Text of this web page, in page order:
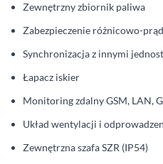
Zewnętrzny zbiornik paliwa
Zabezpieczenie różnicowo-
Synchronizacja z innymi
Łapacz iskier
Monitoring zdalny GSM, LAN,
Układ wentylacji i
Zewnętrzna szafa SZR (IP54)